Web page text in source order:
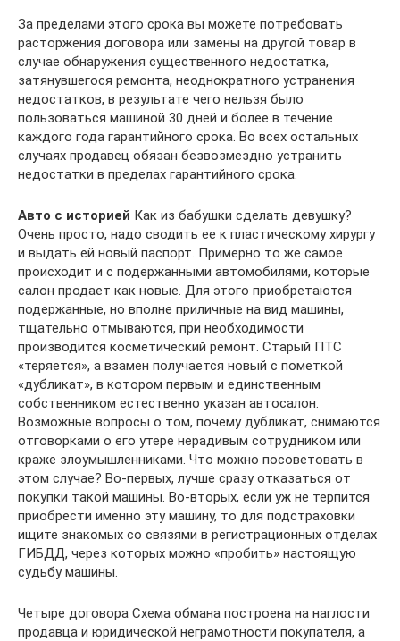
За пределами этого срока вы можете потребовать
расторжения договора или замены на другой товар в
случае обнаружения существенного недостатка,
затянувшегося ремонта, неоднократного устранения
недостатков, в результате чего нельзя было
пользоваться машиной 30 дней и более в течение
каждого года гарантийного срока. Во всех остальных
случаях продавец обязан безвозмездно устранить
недостатки в пределах гарантийного срока.
Авто с историей Как из бабушки сделать девушку?
Очень просто, надо сводить ее к пластическому хирургу
и выдать ей новый паспорт. Примерно то же самое
происходит и с подержанными автомобилями, которые
салон продает как новые. Для этого приобретаются
подержанные, но вполне приличные на вид машины,
тщательно отмываются, при необходимости
производится косметический ремонт. Старый ПТС
«теряется», а взамен получается новый с пометкой
«дубликат», в котором первым и единственным
собственником естественно указан автосалон.
Возможные вопросы о том, почему дубликат, снимаются
отговорками о его утере нерадивым сотрудником или
краже злоумышленниками. Что можно посоветовать в
этом случае? Во-первых, лучше сразу отказаться от
покупки такой машины. Во-вторых, если уж не терпится
приобрести именно эту машину, то для подстраховки
ищите знакомых со связями в регистрационных отделах
ГИБДД, через которых можно «пробить» настоящую
судьбу машины.
Четыре договора Схема обмана построена на наглости
продавца и юридической неграмотности покупателя, а